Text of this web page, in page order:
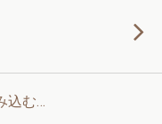
込む…